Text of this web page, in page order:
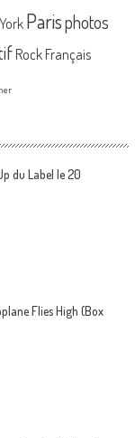
Parisphotos
Rock Français
du Label le 20
Flies High (Box